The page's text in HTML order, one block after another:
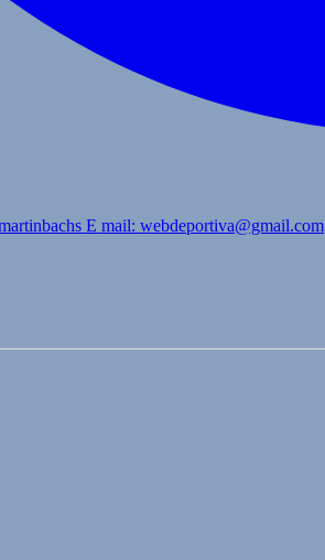
E mail: webdeportiva@gmail.com